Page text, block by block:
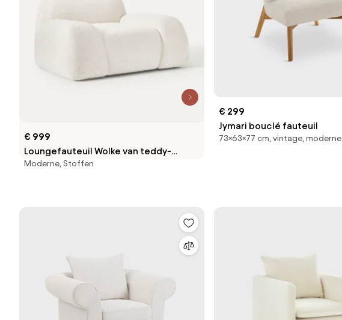
€ 999
Loungefauteuil Wolke van teddy-
bouclé
Moderne, Stoffen
€ 299
Jymari bouclé fauteuil
73×63×77 cm, vintage, moderne